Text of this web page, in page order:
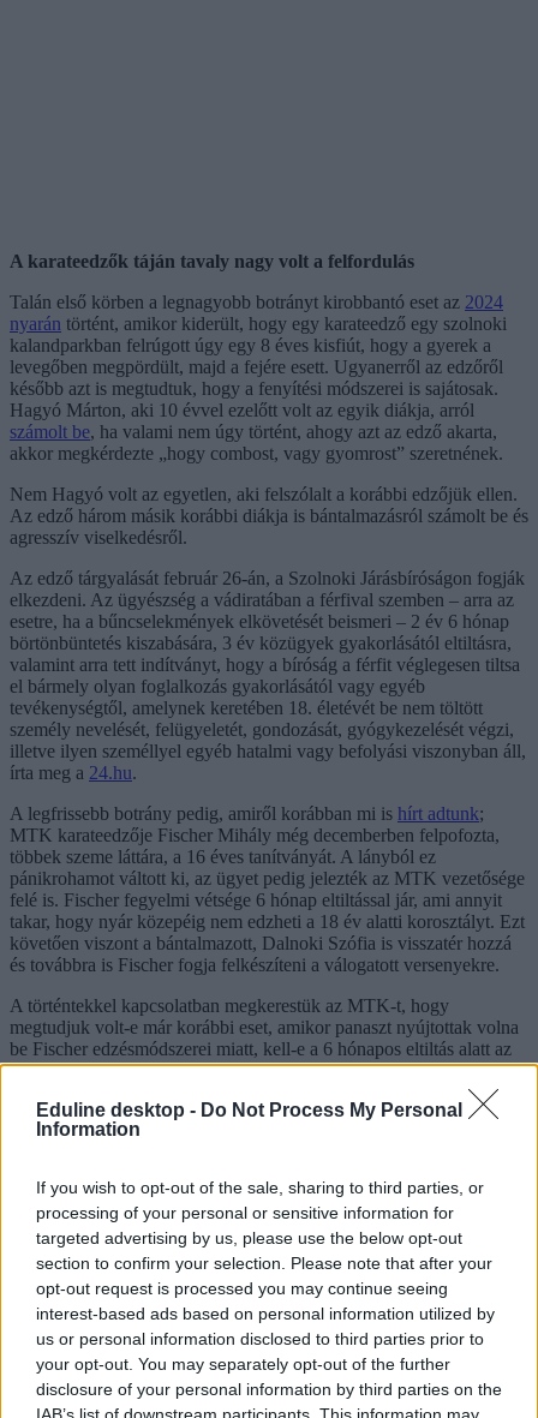
Eduline desktop - Do Not Process My Personal
Information
If you wish to opt-out of the sale, sharing to third parties, or
processing of your personal or sensitive information for
targeted advertising by us, please use the below opt-out
section to confirm your selection. Please note that after your
opt-out request is processed you may continue seeing
interest-based ads based on personal information utilized by
us or personal information disclosed to third parties prior to
your opt-out. You may separately opt-out of the further
disclosure of your personal information by third parties on the
A karateedzők táján tavaly nagy volt a felfordulás
Talán első körben a legnagyobb botrányt kirobbantó eset az 2024
nyarán történt, amikor kiderült, hogy egy karateedző egy szolnoki
kalandparkban felrúgott úgy egy 8 éves kisfiút, hogy a gyerek a
levegőben megpördült, majd a fejére esett. Ugyanerről az edzőről
később azt is megtudtuk, hogy a fenyítési módszerei is sajátosak.
Hagyó Márton, aki 10 évvel ezelőtt volt az egyik diákja, arról
számolt be, ha valami nem úgy történt, ahogy azt az edző akarta,
akkor megkérdezte „hogy combost, vagy gyomrost” szeretnének.
Nem Hagyó volt az egyetlen, aki felszólalt a korábbi edzőjük ellen.
Az edző három másik korábbi diákja is bántalmazásról számolt be és
agresszív viselkedésről.
Az edző tárgyalását február 26-án, a Szolnoki Járásbíróságon fogják
elkezdeni. Az ügyészség a vádiratában a férfival szemben – arra az
esetre, ha a bűncselekmények elkövetését beismeri – 2 év 6 hónap
börtönbüntetés kiszabására, 3 év közügyek gyakorlásától eltiltásra,
valamint arra tett indítványt, hogy a bíróság a férfit véglegesen tiltsa
el bármely olyan foglalkozás gyakorlásától vagy egyéb
tevékenységtől, amelynek keretében 18. életévét be nem töltött
személy nevelését, felügyeletét, gondozását, gyógykezelését végzi,
illetve ilyen személlyel egyéb hatalmi vagy befolyási viszonyban áll,
írta meg a 24.hu.
A legfrissebb botrány pedig, amiről korábban mi is hírt adtunk;
MTK karateedzője Fischer Mihály még decemberben felpofozta,
többek szeme láttára, a 16 éves tanítványát. A lányból ez
pánikrohamot váltott ki, az ügyet pedig jelezték az MTK vezetősége
felé is. Fischer fegyelmi vétsége 6 hónap eltiltással jár, ami annyit
takar, hogy nyár közepéig nem edzheti a 18 év alatti korosztályt. Ezt
követően viszont a bántalmazott, Dalnoki Szófia is visszatér hozzá
és továbbra is Fischer fogja felkészíteni a válogatott versenyekre.
A történtekkel kapcsolatban megkerestük az MTK-t, hogy
megtudjuk volt-e már korábbi eset, amikor panaszt nyújtottak volna
be Fischer edzésmódszerei miatt, kell-e a 6 hónapos eltiltás alatt az
edzőnek valamilyen tanfolyamon résztvennie, ami segíthet abban,
hogy az ilyen esetek ne történjenek meg újra, illetve az eltiltás letelte
után fogják-e ellenőrizni, hogy hogyan bánik a fiatalokkal, hogy ne
történhessen meg hasonló incidens.
közleményük végén is írtak: „Az MTK Budapest az ügyet lezártnak
tekinti, a témában további nyilatkozatot nem tesz”